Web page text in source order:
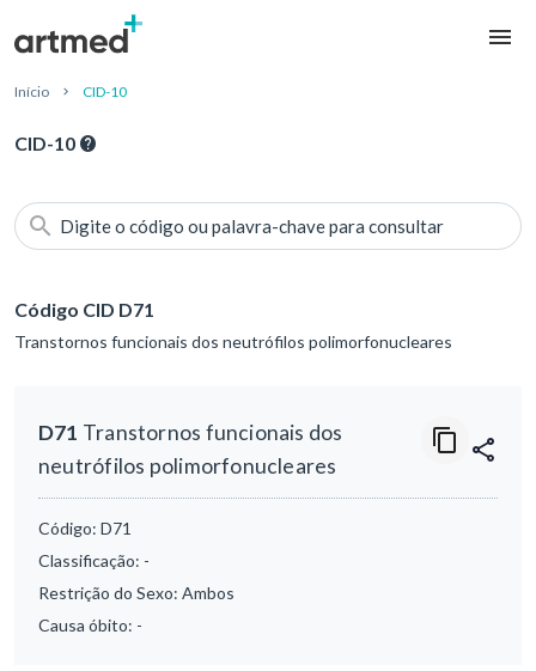
Início CID-10
CID-10
Digite o código ou palavra-chave para consultar
Código CID D71
Transtornos funcionais dos neutrófilos polimorfonucleares
D71 Transtornos funcionais dos
neutrófilos polimorfonucleares
Código: D71
Classificação: -
Restrição do Sexo: Ambos
Causa óbito: -